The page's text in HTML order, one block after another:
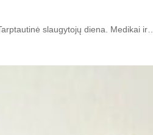
slaugytojų diena. Medikai ir…